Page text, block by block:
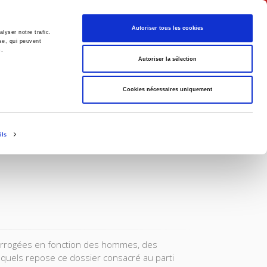
notre trafic.
qui peuvent
Autoriser tous les cookies
Autoriser la sélection
Cookies nécessaires uniquement
Français
en fonction des hommes, des
repose ce dossier consacré au parti